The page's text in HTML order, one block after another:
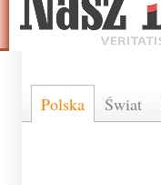
Polska Świat